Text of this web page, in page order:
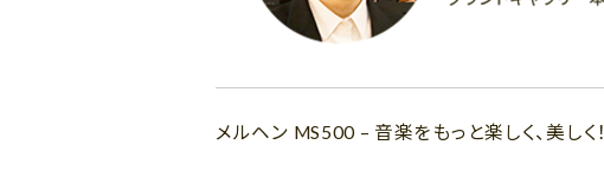
メルヘン MS500 – 音楽をもっと楽しく、美しく！